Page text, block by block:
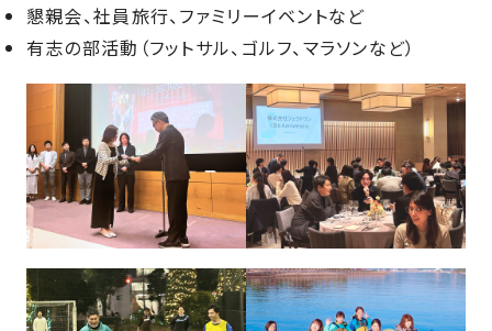
懇親会、社員旅行、ファミリーイベントなど
有志の部活動（フットサル、ゴルフ、マラソンなど）